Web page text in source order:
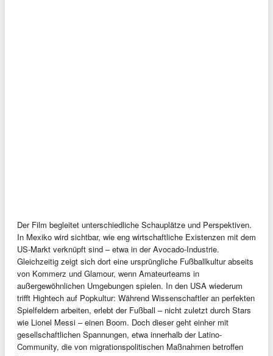
Der Film begleitet unterschiedliche Schauplätze und Perspektiven.
In Mexiko wird sichtbar, wie eng wirtschaftliche Existenzen mit dem
US-Markt verknüpft sind – etwa in der Avocado-Industrie.
Gleichzeitig zeigt sich dort eine ursprüngliche Fußballkultur abseits
von Kommerz und Glamour, wenn Amateurteams in
außergewöhnlichen Umgebungen spielen. In den USA wiederum
trifft Hightech auf Popkultur: Während Wissenschaftler an perfekten
Spielfeldern arbeiten, erlebt der Fußball – nicht zuletzt durch Stars
wie Lionel Messi – einen Boom. Doch dieser geht einher mit
gesellschaftlichen Spannungen, etwa innerhalb der Latino-
Community, die von migrationspolitischen Maßnahmen betroffen